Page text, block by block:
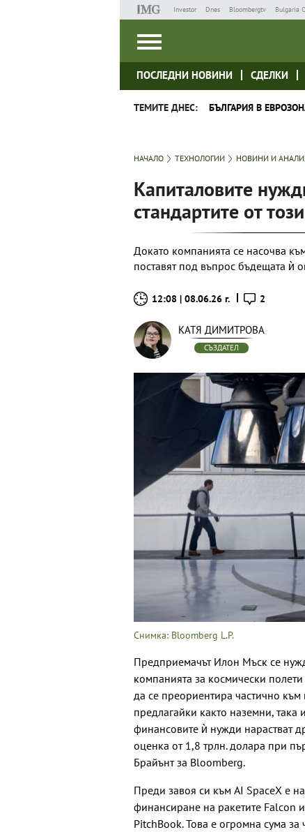
Investor Dnes Bloombergtv Bulgaria
ПОСЛЕДНИ НОВИНИ СДЕЛКИ
ТЕМИТЕ ДНЕС: БЪЛГАРИЯ В
НАЧАЛО ТЕХНОЛОГИИ НОВИНИ И
Капиталовите
стандартите от
Докато компанията се насочва
поставят под въпрос бъдещата ѝ
12:08 | 08.06.26 г. 2
КАТЯ ДИМИТРОВА
СЪЗДАТЕЛ
Снимка: Bloomberg L.P.
Предприемачът Илон Мъск се
компанията за космически
да се преориентира частично към
предлагайки както наземни,
финансовите ѝ нужди нарастват
оценка от 1,8 трлн. долара при
Брайънт за Bloomberg.
Преди завоя си към AI SpaceX е
финансиране на ракетите Falcon
PitchBook. Това е огромна сума за